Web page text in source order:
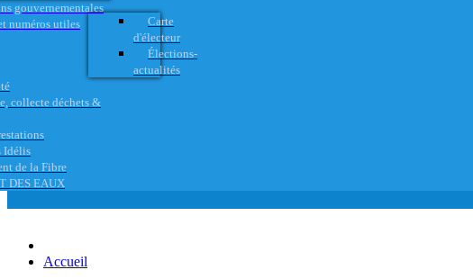
gouvernementales
numéros utiles
Carte
d'électeur
Élections-
actualités
collecte déchets &
Idélis
de la Fibre
DES EAUX
Accueil